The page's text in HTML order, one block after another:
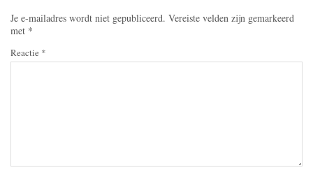
Je e-mailadres wordt niet gepubliceerd. Vereiste velden zijn gemarkeerd
met *
Reactie *